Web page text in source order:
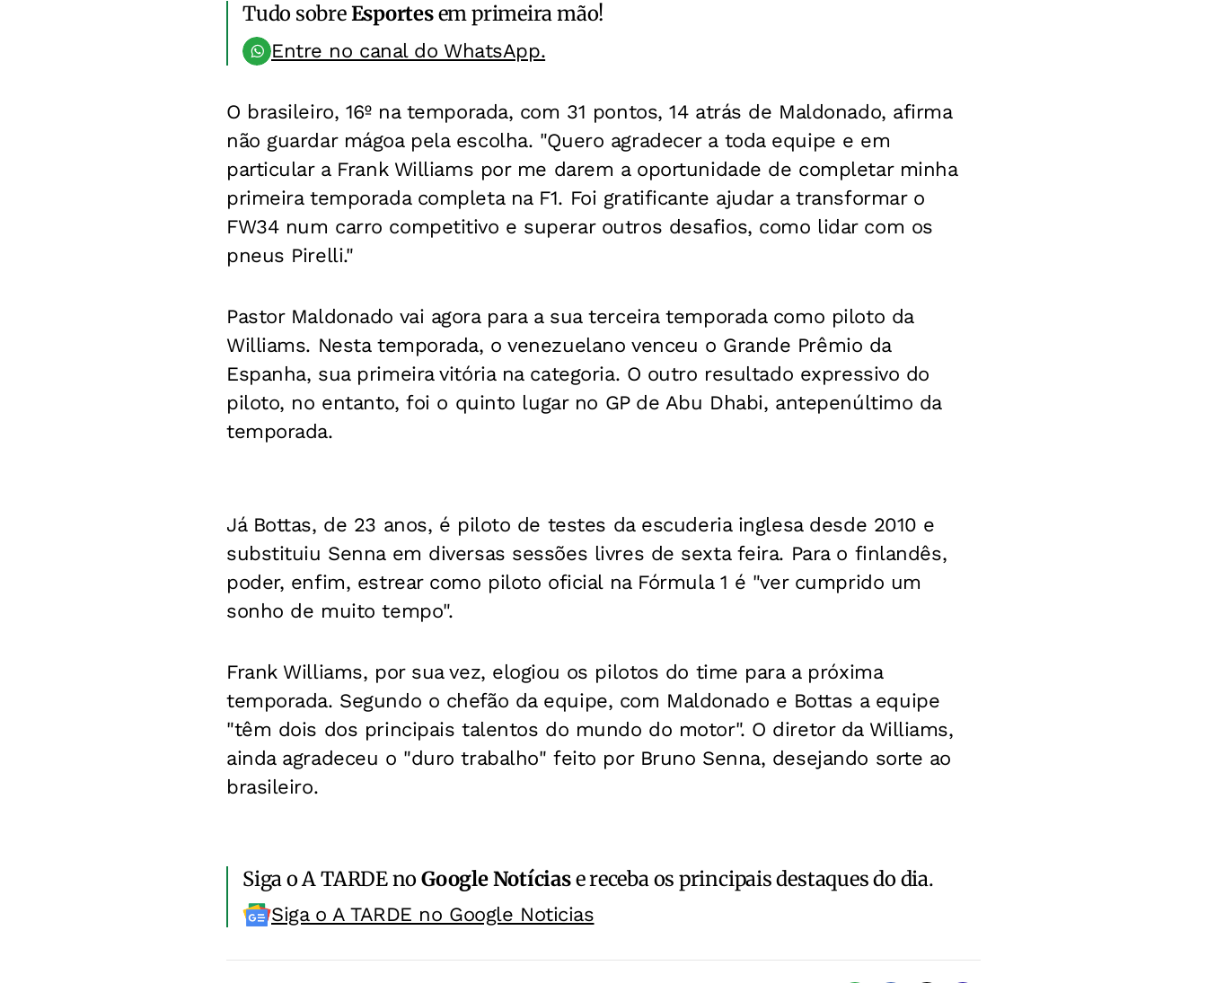
Tudo sobreEsportesem primeira mão!
Entre no canal do WhatsApp.
O brasileiro, 16º na temporada, com 31 pontos, 14 atrás de Maldonado, afirma
não guardar mágoa pela escolha. "Quero agradecer a toda equipe e em
particular a Frank Williams por me darem a oportunidade de completar minha
primeira temporada completa na F1. Foi gratificante ajudar a transformar o
FW34 num carro competitivo e superar outros desafios, como lidar com os
pneus Pirelli."
Pastor Maldonado vai agora para a sua terceira temporada como piloto da
Williams. Nesta temporada, o venezuelano venceu o Grande Prêmio da
Espanha, sua primeira vitória na categoria. O outro resultado expressivo do
piloto, no entanto, foi o quinto lugar no GP de Abu Dhabi, antepenúltimo da
temporada.
Já Bottas, de 23 anos, é piloto de testes da escuderia inglesa desde 2010 e
substituiu Senna em diversas sessões livres de sexta feira. Para o finlandês,
poder, enfim, estrear como piloto oficial na Fórmula 1 é "ver cumprido um
sonho de muito tempo".
Frank Williams, por sua vez, elogiou os pilotos do time para a próxima
temporada. Segundo o chefão da equipe, com Maldonado e Bottas a equipe
"têm dois dos principais talentos do mundo do motor". O diretor da Williams,
ainda agradeceu o "duro trabalho" feito por Bruno Senna, desejando sorte ao
brasileiro.
Siga o A TARDE noGoogle Notíciase receba os principais destaques do dia.
Siga o A TARDE no Google Noticias